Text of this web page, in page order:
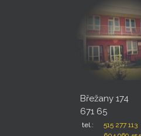
Břežany 174
671 65
tel.:
515 277 113